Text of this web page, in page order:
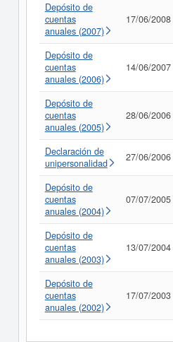
Depósito de
cuentas
anuales (2007)
17/06/2008
Depósito de
cuentas
anuales (2006)
14/06/2007
Depósito de
cuentas
anuales (2005)
28/06/2006
Declaración de
unipersonalidad
27/06/2006
Depósito de
cuentas
anuales (2004)
07/07/2005
Depósito de
cuentas
anuales (2003)
13/07/2004
Depósito de
cuentas
anuales (2002)
17/07/2003